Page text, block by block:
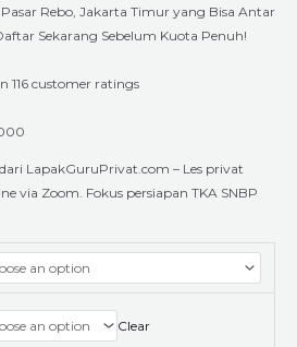
Rebo, Jakarta Timur yang Bisa Antar
Sekarang Sebelum Kuota Penuh!
116 customer ratings
LapakGuruPrivat.com – Les privat
via Zoom. Fokus persiapan TKA SNBP
Clear